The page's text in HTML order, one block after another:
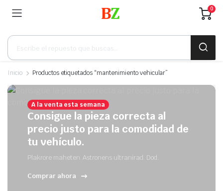
0
Búsqueda
productos
Inicio Productos etiquetados “mantenimiento vehicular”
A la venta esta semana
Consigue la pieza correcta al
precio justo para la comodidad de
tu vehículo.
Plakrore maheten. Astronens ultranirad. Dod.
Comprar ahora